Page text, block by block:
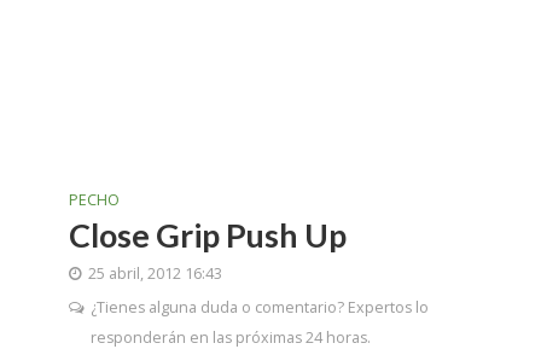
PECHO
Close Grip Push Up
25 abril, 2012 16:43
¿Tienes alguna duda o comentario? Expertos lo
responderán en las próximas 24 horas.